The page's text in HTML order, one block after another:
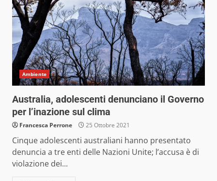
Ambiente
Australia, adolescenti denunciano il Governo
per l’inazione sul clima
Francesca Perrone 25 Ottobre 2021
Cinque adolescenti australiani hanno presentato
denuncia a tre enti delle Nazioni Unite; l’accusa è di
violazione dei...